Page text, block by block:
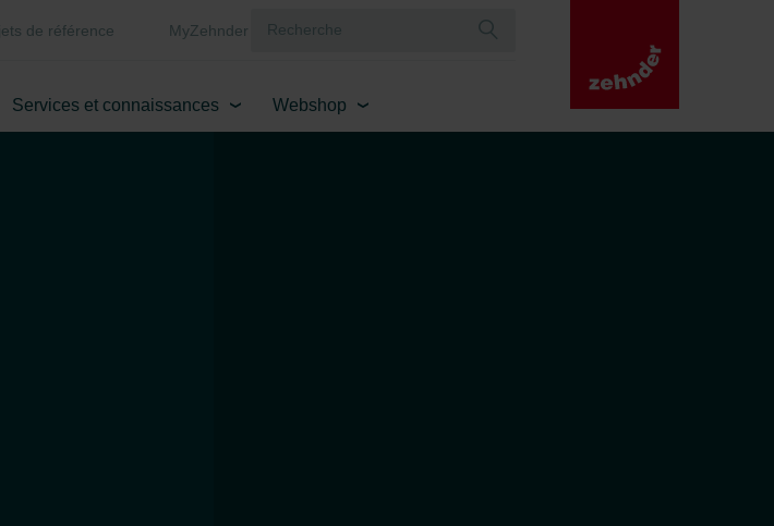
de référence MyZehnder
Services et connaissances Webshop